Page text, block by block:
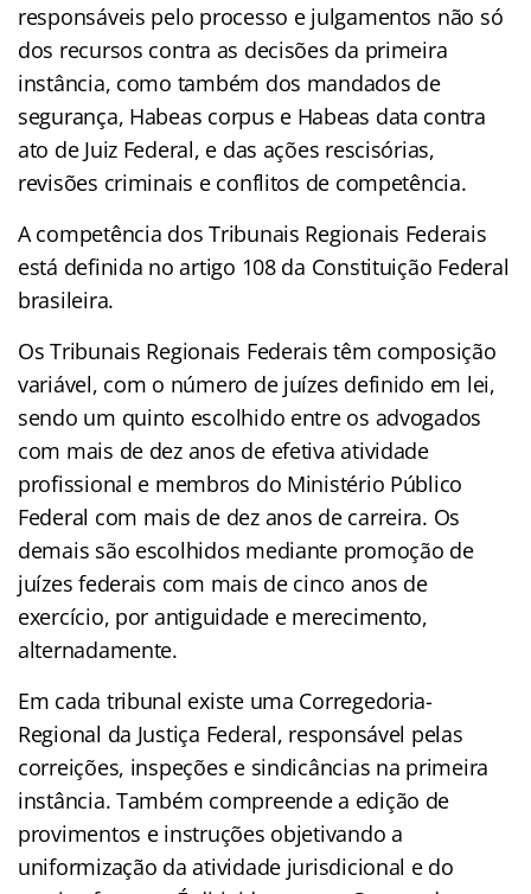
responsáveis pelo processo e julgamentos não só
dos recursos contra as decisões da primeira
instância, como também dos mandados de
segurança, Habeas corpus e Habeas data contra
ato de Juiz Federal, e das ações rescisórias,
revisões criminais e conflitos de competência.
A competência dos Tribunais Regionais Federais
está definida no artigo 108 da Constituição Federal
brasileira.
Os Tribunais Regionais Federais têm composição
variável, com o número de juízes definido em lei,
sendo um quinto escolhido entre os advogados
com mais de dez anos de efetiva atividade
profissional e membros do Ministério Público
Federal com mais de dez anos de carreira. Os
demais são escolhidos mediante promoção de
juízes federais com mais de cinco anos de
exercício, por antiguidade e merecimento,
alternadamente.
Em cada tribunal existe uma Corregedoria-
Regional da Justiça Federal, responsável pelas
correições, inspeções e sindicâncias na primeira
instância. Também compreende a edição de
provimentos e instruções objetivando a
uniformização da atividade jurisdicional e do